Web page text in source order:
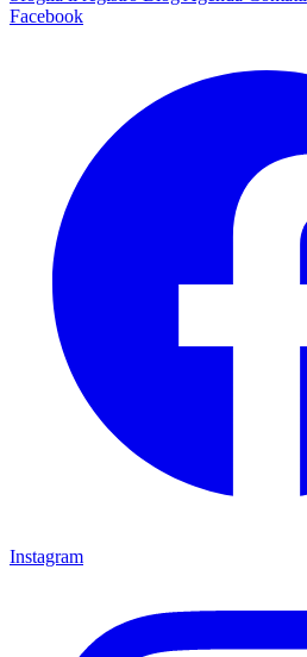
Facebook
Instagram